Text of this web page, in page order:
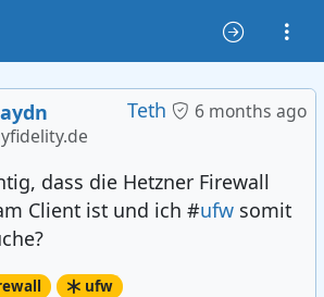
Teth 6 months ago
dass die Hetzner Firewall
Client ist und ich #ufw somit
ufw